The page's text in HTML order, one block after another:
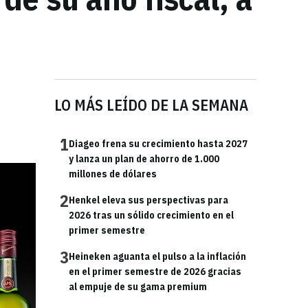
LO MÁS LEÍDO DE LA SEMANA
1Diageo frena su crecimiento hasta 2027
y lanza un plan de ahorro de 1.000
millones de dólares
2Henkel eleva sus perspectivas para
2026 tras un sólido crecimiento en el
primer semestre
3Heineken aguanta el pulso a la inflación
en el primer semestre de 2026 gracias
al empuje de su gama premium